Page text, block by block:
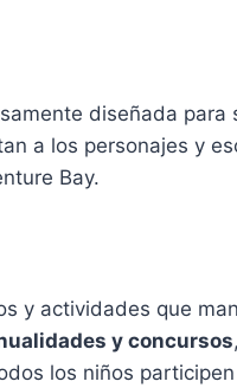
diseñada
a los personajes y
Bay.
y actividades que
y concursos
los niños